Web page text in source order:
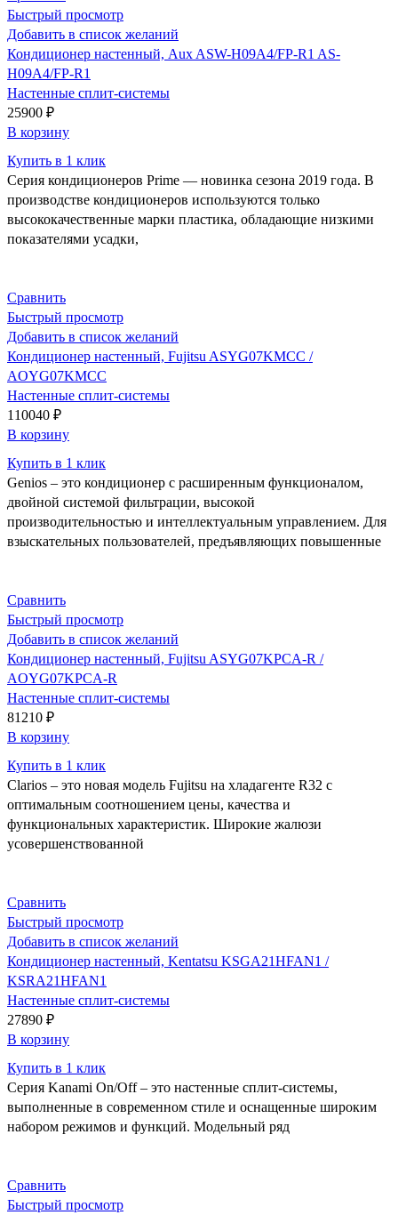
Быстрый просмотр
Добавить в список желаний
Кондиционер настенный, Aux ASW-H09A4/FP-R1 AS-
H09A4/FP-R1
Настенные сплит-системы
25900 ₽
В корзину
Купить в 1 клик
Серия кондиционеров Prime — новинка сезона 2019 года. В
производстве кондиционеров используются только
высококачественные марки пластика, обладающие низкими
показателями усадки,
Сравнить
Быстрый просмотр
Добавить в список желаний
Кондиционер настенный, Fujitsu ASYG07KMCC /
AOYG07KMCC
Настенные сплит-системы
110040 ₽
В корзину
Купить в 1 клик
Genios – это кондиционер с расширенным функционалом,
двойной системой фильтрации, высокой
производительностью и интеллектуальным управлением. Для
взыскательных пользователей, предъявляющих повышенные
Сравнить
Быстрый просмотр
Добавить в список желаний
Кондиционер настенный, Fujitsu ASYG07KPCA-R /
AOYG07KPCA-R
Настенные сплит-системы
81210 ₽
В корзину
Купить в 1 клик
Clarios – это новая модель Fujitsu на хладагенте R32 с
оптимальным соотношением цены, качества и
функциональных характеристик. Широкие жалюзи
усовершенствованной
Сравнить
Быстрый просмотр
Добавить в список желаний
Кондиционер настенный, Kentatsu KSGA21HFAN1 /
KSRA21HFAN1
Настенные сплит-системы
27890 ₽
В корзину
Купить в 1 клик
Серия Kanami On/Off – это настенные сплит-системы,
выполненные в современном стиле и оснащенные широким
набором режимов и функций. Модельный ряд
Сравнить
Быстрый просмотр